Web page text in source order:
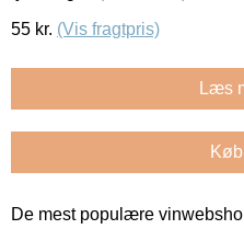
55 kr. (Vis fragtpris)
Læs
De mest populære